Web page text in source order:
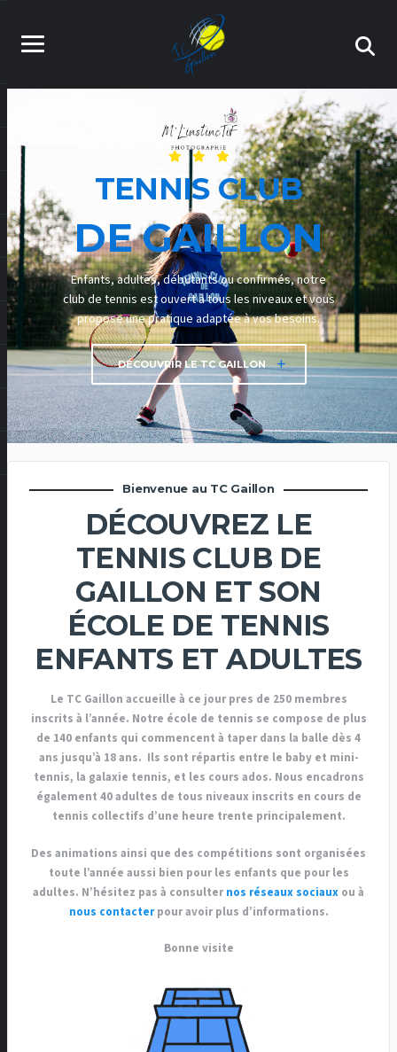
TENNIS CLUB
DEGAILLON
Enfants, adultes, débutants ou confirmés, notre
club de tennis est ouvert à tous les niveaux et vous
propose une pratique adaptée à vos besoins.
DÉCOUVRIR LE TC GAILLON
Bienvenue au TC Gaillon
DÉCOUVREZ LE
TENNIS CLUB DE
GAILLON ET SON
ÉCOLE DE TENNIS
ENFANTS ET ADULTES
Le TC Gaillon accueille à ce jour pres de 250 membres
inscrits à l’année. Notre école de tennis se compose de plus
de 140 enfants qui commencent à taper dans la balle dès 4
ans jusqu’à 18 ans. Ils sont répartis entre le baby et mini-
tennis, la galaxie tennis, et les cours ados. Nous encadrons
également 40 adultes de tous niveaux inscrits en cours de
tennis collectifs d’une heure trente principalement.
Des animations ainsi que des compétitions sont organisées
toute l’année aussi bien pour les enfants que pour les
adultes. N’hésitez pas à consulternos réseaux sociaux ou à
nous contacterpour avoir plus d’informations.
Bonne visite